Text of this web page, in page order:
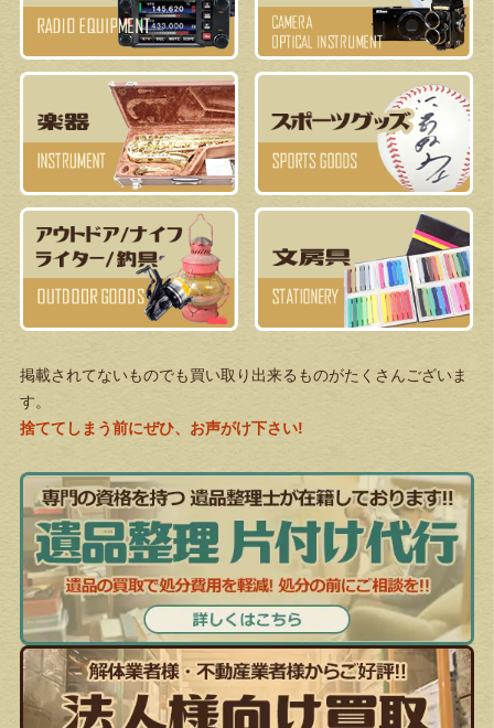
掲載されてないものでも買い取り出来るものがたくさんございま
す。
捨ててしまう前にぜひ、お声がけ下さい!